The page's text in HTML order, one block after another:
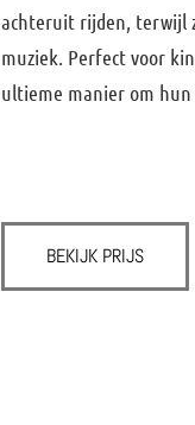
achteruit rijden, terwijl
muziek. Perfect voor
ultieme manier om
BEKIJK PRIJS